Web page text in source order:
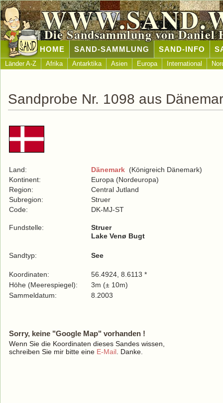
Die Sandsammlung von Daniel
HOME SAND-SAMMLUNG SAND-INFO
Länder A-Z Afrika Antarktika Asien Europa International
Sandprobe Nr. 1098 aus
Land: Dänemark (Königreich Dänemark)
Kontinent:
Europa (Nordeuropa)
Region:
Central Jutland
Subregion:
Struer
Code:
DK-MJ-ST
Fundstelle:
Struer
Lake Venø Bugt
Sandtyp: See
Koordinaten:
56.4924, 8.6113 *
Höhe (Meerespiegel):
3m (± 10m)
Sammeldatum:
8.2003
Sorry, keine "Google Map" vorhanden !
Wenn Sie die Koordinaten dieses Sandes wissen,
schreiben Sie mir bitte eine E-Mail . Danke.